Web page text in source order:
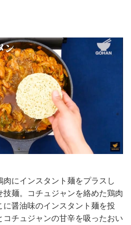
にインスタント麺をプラスし
麺。コチュジャンを絡めた鶏肉
に醤油味のインスタント麺を投
コチュジャンの甘辛を吸ったおい